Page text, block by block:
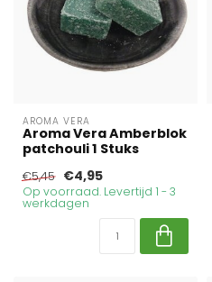
AROMA VERA
Aroma Vera Amberblok
patchouli 1 Stuks
€5,45 €4,95
Op voorraad. Levertijd 1 - 3
werkdagen